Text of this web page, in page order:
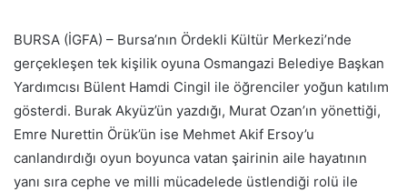
BURSA (İGFA) – Bursa’nın Ördekli Kültür Merkezi’nde
gerçekleşen tek kişilik oyuna Osmangazi Belediye Başkan
Yardımcısı Bülent Hamdi Cingil ile öğrenciler yoğun katılım
gösterdi. Burak Akyüz’ün yazdığı, Murat Ozan’ın yönettiği,
Emre Nurettin Örük’ün ise Mehmet Akif Ersoy’u
canlandırdığı oyun boyunca vatan şairinin aile hayatının
yanı sıra cephe ve milli mücadelede üstlendiği rolü ile